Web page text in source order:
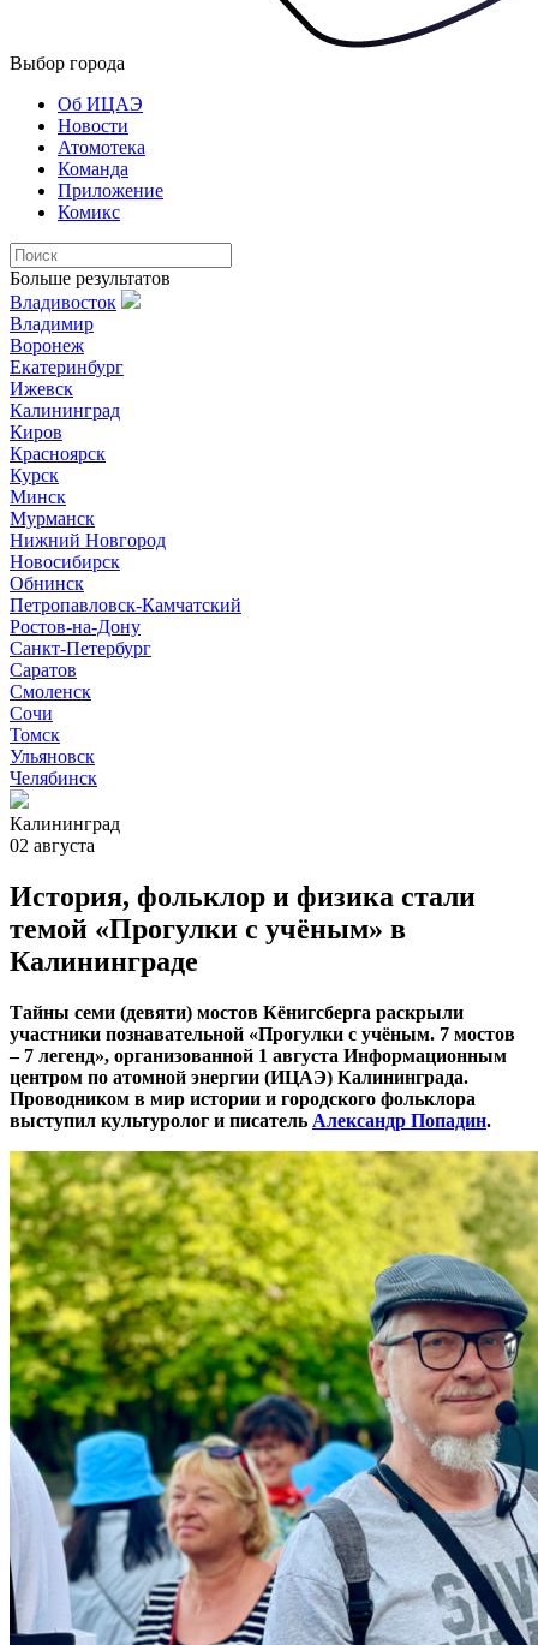
Выбор города
Об ИЦАЭ
Новости
Атомотека
Команда
Приложение
Комикс
Больше результатов
Владивосток
Владимир
Воронеж
Екатеринбург
Ижевск
Калининград
Киров
Красноярск
Курск
Минск
Мурманск
Нижний Новгород
Новосибирск
Обнинск
Петропавловск-Камчатский
Ростов-на-Дону
Санкт-Петербург
Саратов
Смоленск
Сочи
Томск
Ульяновск
Челябинск
Калининград
02 августа
История, фольклор и физика стали
темой «Прогулки с учёным» в
Калининграде
Тайны семи (девяти) мостов Кёнигсберга раскрыли
участники познавательной «Прогулки с учёным. 7 мостов
– 7 легенд», организованной 1 августа Информационным
центром по атомной энергии (ИЦАЭ) Калининграда.
Проводником в мир истории и городского фольклора
выступил культуролог и писатель Александр Попадин.